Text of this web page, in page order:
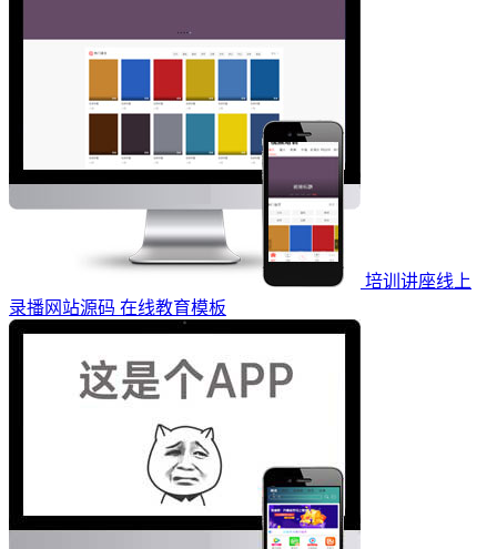
培训讲座线上
录播网站源码 在线教育模板